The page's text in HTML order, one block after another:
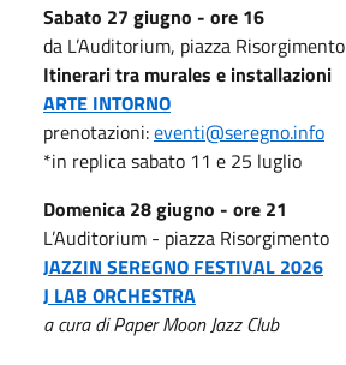
Sabato 27 giugno - ore 16
da L’Auditorium, piazza Risorgimento
Itinerari tra murales e installazioni
ARTE INTORNO
prenotazioni:eventi@seregno.info
*in replica sabato 11 e 25 luglio
Domenica 28 giugno - ore 21
L’Auditorium - piazza Risorgimento
JAZZIN SEREGNO FESTIVAL 2026
J LAB ORCHESTRA
a cura di Paper Moon Jazz Club